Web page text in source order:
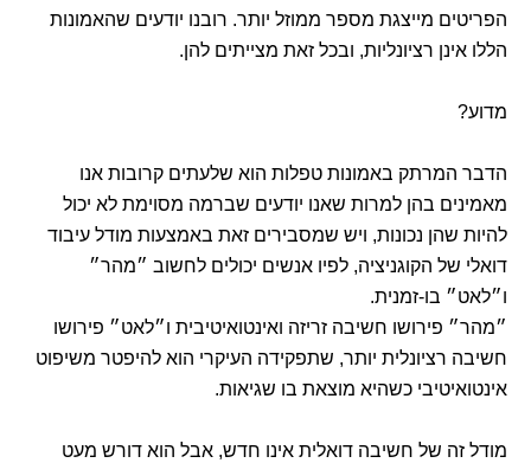
הפריטים מייצגת מספר ממוזל יותר. רובנו יודעים שהאמונות
הללו אינן רציונליות, ובכל זאת מצייתים להן.
מדוע?
הדבר המרתק באמונות טפלות הוא שלעתים קרובות אנו
מאמינים בהן למרות שאנו יודעים שברמה מסוימת לא יכול
להיות שהן נכונות, ויש שמסבירים זאת באמצעות מודל עיבוד
דואלי של הקוגניציה, לפיו אנשים יכולים לחשוב ״מהר״
ו״לאט״ בו-זמנית.
״מהר״ פירושו חשיבה זריזה ואינטואיטיבית ו״לאט״ פירושו
חשיבה רציונלית יותר, שתפקידה העיקרי הוא להיפטר משיפוט
אינטואיטיבי כשהיא מוצאת בו שגיאות.
מודל זה של חשיבה דואלית אינו חדש, אבל הוא דורש מעט